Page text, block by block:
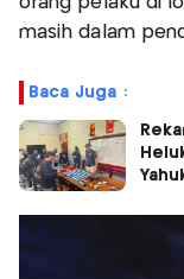
masih dalam
Baca Juga :